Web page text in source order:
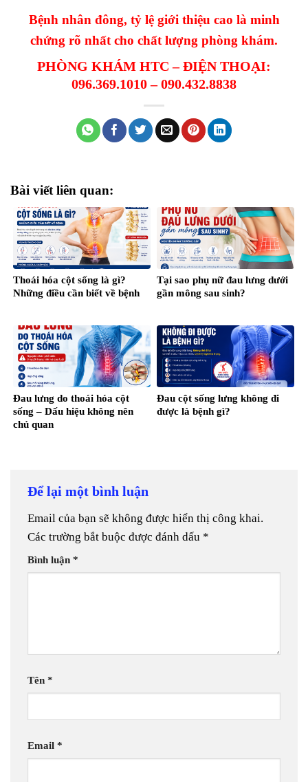
Bệnh nhân đông, tỷ lệ giới thiệu cao là minh
chứng rõ nhất cho chất lượng phòng khám.
PHÒNG KHÁM HTC – ĐIỆN THOẠI:
096.369.1010 – 090.432.8838
Bài viết liên quan:
Thoái hóa cột sống là gì?
Những điều cần biết về bệnh
Tại sao phụ nữ đau lưng dưới
gần mông sau sinh?
Đau lưng do thoái hóa cột
sống – Dấu hiệu không nên
chủ quan
Đau cột sống lưng không đi
được là bệnh gì?
Để lại một bình luận
Email của bạn sẽ không được hiển thị công khai.
Các trường bắt buộc được đánh dấu *
Bình luận *
Tên *
Email *